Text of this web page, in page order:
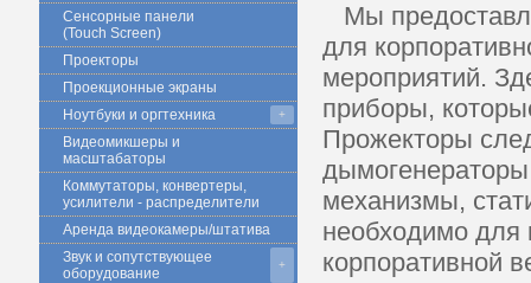
Сенсорные панели
(Touch Screen)
Проекторы
Проекционные экраны
+
Ноутбуки и оргтехника
Видеомикшеры и
масштабаторы
Коммутаторы, конвертеры,
усилители - распределители
Аренда видеокамеры/штатива
+
Звук и сопутствующее
оборудование
Мы
для
мероприятий.
приборы,
Прожекторы
механизмы,
необходимо для
корпоративной